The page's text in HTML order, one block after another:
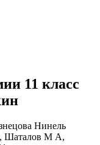
11 класс